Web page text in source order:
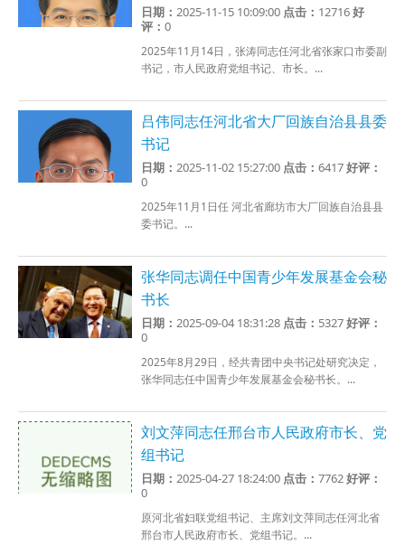
日期：2025-11-15 10:09:00 点击： 12716好
评：0
2025年11月14日，张涛同志任河北省张家口市委副
书记，市人民政府党组书记、市长。...
吕伟同志任河北省大厂回族自治县县委
书记
日期：2025-11-02 15:27:00 点击：6417好评：
0
2025年11月1日任 河北省廊坊市大厂回族自治县县
委书记。...
张华同志调任中国青少年发展基金会秘
书长
日期：2025-09-04 18:31:28 点击： 5327好评：
0
2025年8月29日，经共青团中央书记处研究决定，
张华同志任中国青少年发展基金会秘书长。...
刘文萍同志任邢台市人民政府市长、党
组书记
日期：2025-04-27 18:24:00 点击：7762好评：
0
原河北省妇联党组书记、主席刘文萍同志任河北省
邢台市人民政府市长、党组书记。...